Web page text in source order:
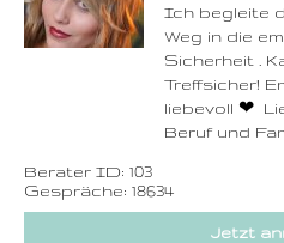
Ich begleite
Weg in die
Sicherheit .
Treffsicher!
liebevoll ❤
Beruf und
Berater ID: 103
Gespräche: 18634
Jetzt